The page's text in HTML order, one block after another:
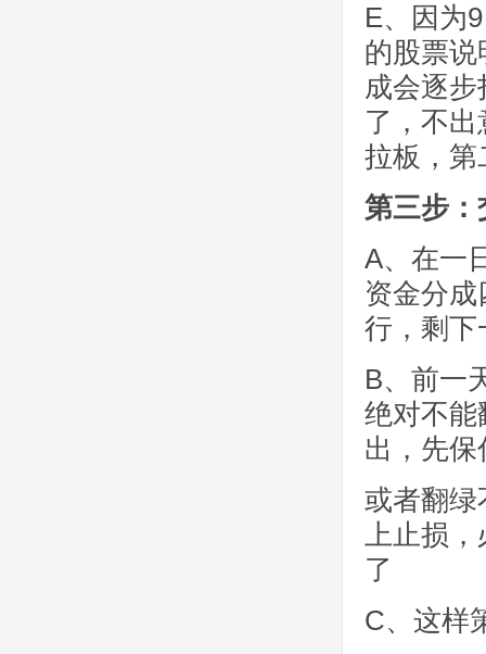
E、因为
的股票
成会逐
了，不
拉板，第
第三步：
A、在一
资金分
行，剩下
B、前一
绝对不能
出，先
或者翻绿
上止损，
了
C、这样